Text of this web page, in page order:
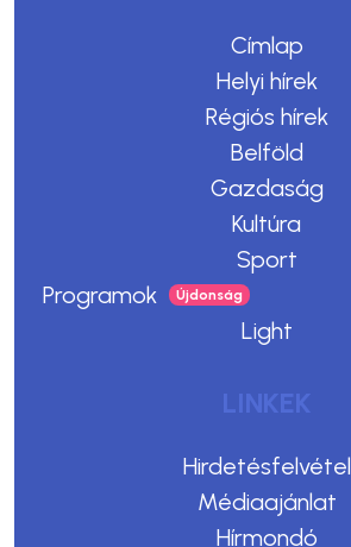
Címlap
Helyi hírek
Régiós hírek
Belföld
Gazdaság
Kultúra
Sport
Programok
Light
LINKEK
Hirdetésfelvétel
Médiaajánlat
Hírmondó